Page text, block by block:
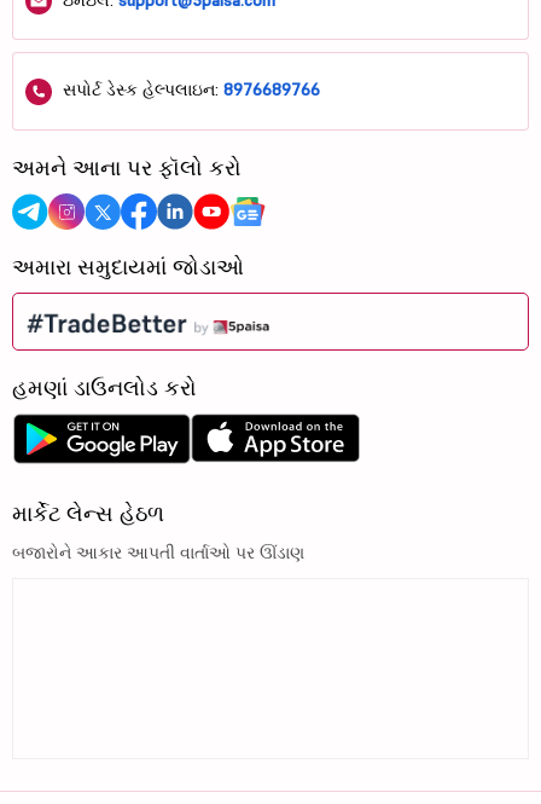
સપોર્ટ ડેસ્ક હેલ્પલાઇન: 8976689766
અમને આના પર ફૉલો કરો
અમારા સમુદાયમાં જોડાઓ
હમણાં ડાઉનલોડ કરો
માર્કેટ લેન્સ હેઠળ
બજારોને આકાર આપતી વાર્તાઓ પર ઊંડાણ